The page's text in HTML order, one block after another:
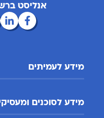
אנליסט
מידע לעמיתים
מידע לסוכנים